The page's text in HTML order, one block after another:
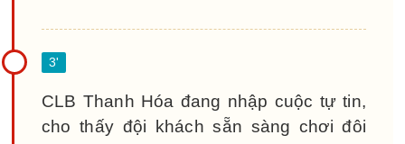
CLB Thanh Hóa đang nhập cuộc tự tin,
cho thấy đội khách sẵn sàng chơi đôi